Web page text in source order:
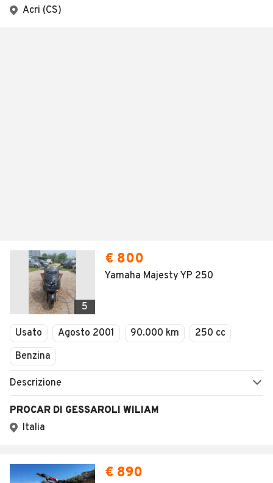
Acri (CS)
5
€ 800
Yamaha Majesty YP 250
Usato Agosto 2001 90.000 km
250 cc
Benzina
Descrizione
PROCAR DI GESSAROLI WILIAM
Italia
€ 890